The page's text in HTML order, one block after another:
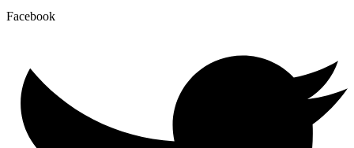
Facebook